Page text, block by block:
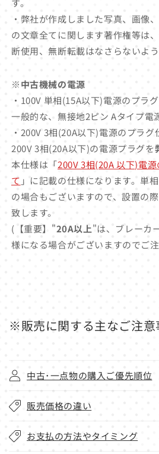
す。
・弊社が作成しました写真、画像
の文章全てに関します著作権等は
断使用、無断転載はなさらないよ
※中古機械の電源
・100V 単相(15A以下)電源のプラグ
一般的な、無接地2ピン Aタイプ電
・200V 3相(20A以下)電源のプラグ
200V 3相(20A以下)の電源プラグを
本仕様は「200V 3相(20A 以下)電
て 」に記載の仕様になります。単
の場合もございますので、設置の
致します。
(【重要】"20A以上"は、ブレーカ
様になる場合がございますのでご
※販売に関する主なご注意
中古･一点物の購入ご優先順位
販売価格の違い
お支払の方法やタイミング